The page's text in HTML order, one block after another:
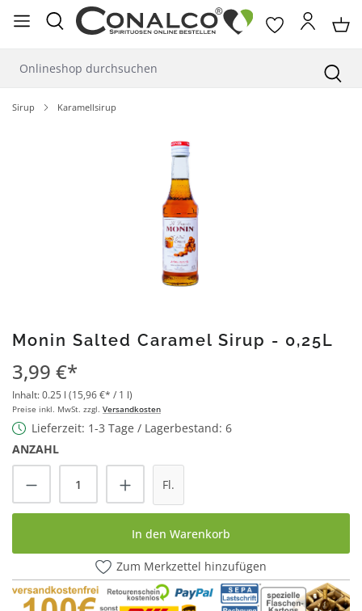
springen
Sirup Karamellsirup
Monin Salted Caramel Sirup - 0,25L
3,99 €*
Inhalt:0.25 l (15,96 €* / 1 l)
Preise inkl. MwSt. zzgl. Versandkosten
Lieferzeit: 1-3 Tage / Lagerbestand: 6
ANZAHL
Produkt Anzahl: Gib den gewünschten
Fl.
In den Warenkorb
Zum Merkzettel hinzufügen